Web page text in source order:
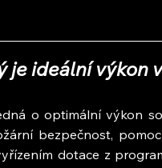
je ideální výkon
o optimální výkon
bezpečnost,
dotace z